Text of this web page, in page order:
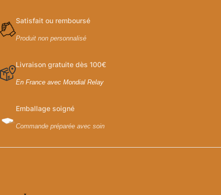
Satisfait ou remboursé
Produit non personnalisé
Livraison gratuite dès 100€
En France avec Mondial Relay
Emballage soigné
Commande préparée avec soin